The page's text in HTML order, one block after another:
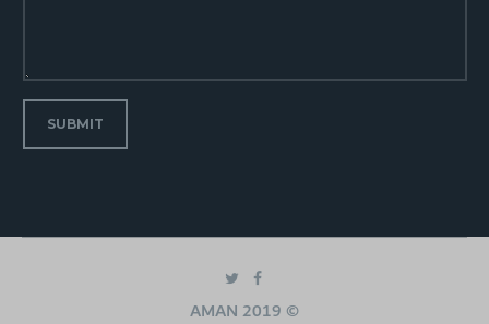
SUBMIT
© 2019 AMAN